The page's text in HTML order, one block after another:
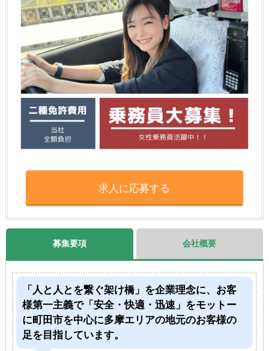
求人に応募する
募集要項
「人と人とを繋ぐ架け橋」を企業理念に、お客
様第一主義で「安全・快適・迅速」をモットー
に町田市を中心に多摩エリアの地元のお客様の
足を目指しています。
会社概要